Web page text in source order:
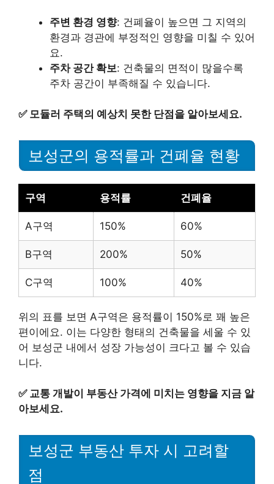
주변 환경 영향: 건폐율이 높으면 그 지역의
환경과 경관에 부정적인 영향을 미칠 수 있어
요.
주차 공간 확보: 건축물의 면적이 많을수록
주차 공간이 부족해질 수 있습니다.
✅ 모듈러 주택의 예상치 못한 단점을 알아보세요.
보성군의 용적률과 건폐율 현황
구역 용적률 건폐율
A구역 150% 60%
B구역 200% 50%
C구역 100% 40%
위의 표를 보면 A구역은 용적률이 150%로 꽤 높은
편이에요. 이는 다양한 형태의 건축물을 세울 수 있
어 보성군 내에서 성장 가능성이 크다고 볼 수 있습
니다.
✅ 교통 개발이 부동산 가격에 미치는 영향을 지금 알
아보세요.
보성군 부동산 투자 시 고려할
점